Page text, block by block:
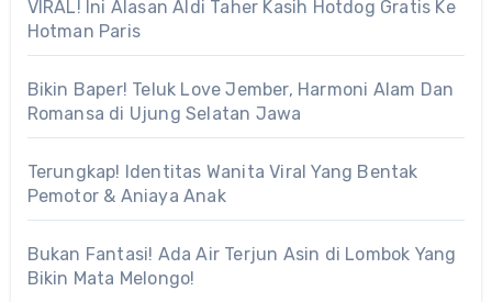
VIRAL! Ini Alasan Aldi Taher Kasih Hotdog Gratis Ke
Hotman Paris
Bikin Baper! Teluk Love Jember, Harmoni Alam Dan
Romansa di Ujung Selatan Jawa
Terungkap! Identitas Wanita Viral Yang Bentak
Pemotor & Aniaya Anak
Bukan Fantasi! Ada Air Terjun Asin di Lombok Yang
Bikin Mata Melongo!